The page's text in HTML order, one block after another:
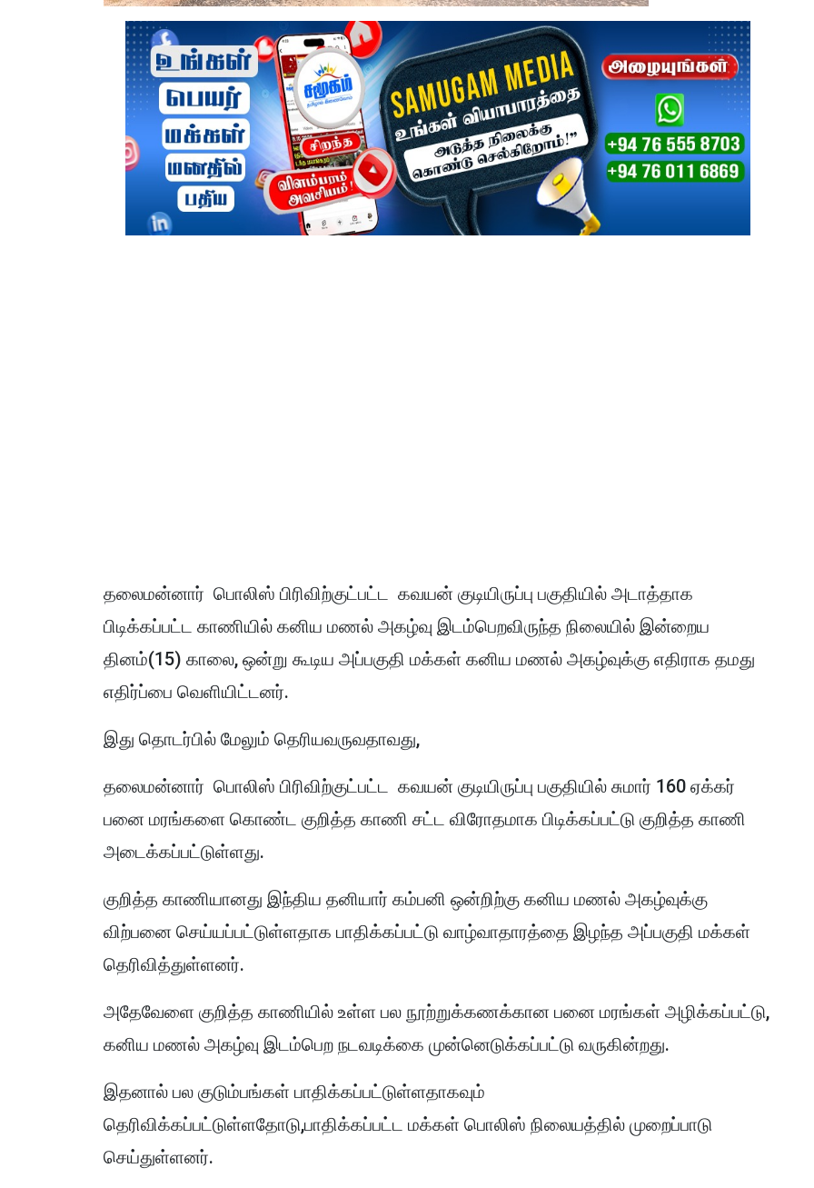
தலைமன்னார் பொலிஸ் பிரிவிற்குட்பட்ட கவயன் குடியிருப்பு பகுதியில் அடாத்தாக
பிடிக்கப்பட்ட காணியில் கனிய மணல் அகழ்வு இடம்பெறவிருந்த நிலையில் இன்றைய
தினம்(15) காலை, ஒன்று கூடிய அப்பகுதி மக்கள் கனிய மணல் அகழ்வுக்கு எதிராக தமது
எதிர்ப்பை வெளியிட்டனர்.
இது தொடர்பில் மேலும் தெரியவருவதாவது,
தலைமன்னார் பொலிஸ் பிரிவிற்குட்பட்ட கவயன் குடியிருப்பு பகுதியில் சுமார் 160 ஏக்கர்
பனை மரங்களை கொண்ட குறித்த காணி சட்ட விரோதமாக பிடிக்கப்பட்டு குறித்த காணி
அடைக்கப்பட்டுள்ளது.
குறித்த காணியானது இந்திய தனியார் கம்பனி ஒன்றிற்கு கனிய மணல் அகழ்வுக்கு
விற்பனை செய்யப்பட்டுள்ளதாக பாதிக்கப்பட்டு வாழ்வாதாரத்தை இழந்த அப்பகுதி மக்கள்
தெரிவித்துள்ளனர்.
அதேவேளை குறித்த காணியில் உள்ள பல நூற்றுக்கணக்கான பனை மரங்கள் அழிக்கப்பட்டு,
கனிய மணல் அகழ்வு இடம்பெற நடவடிக்கை முன்னெடுக்கப்பட்டு வருகின்றது.
இதனால் பல குடும்பங்கள் பாதிக்கப்பட்டுள்ளதாகவும்
தெரிவிக்கப்பட்டுள்ளதோடு,பாதிக்கப்பட்ட மக்கள் பொலிஸ் நிலையத்தில் முறைப்பாடு
செய்துள்ளனர்.